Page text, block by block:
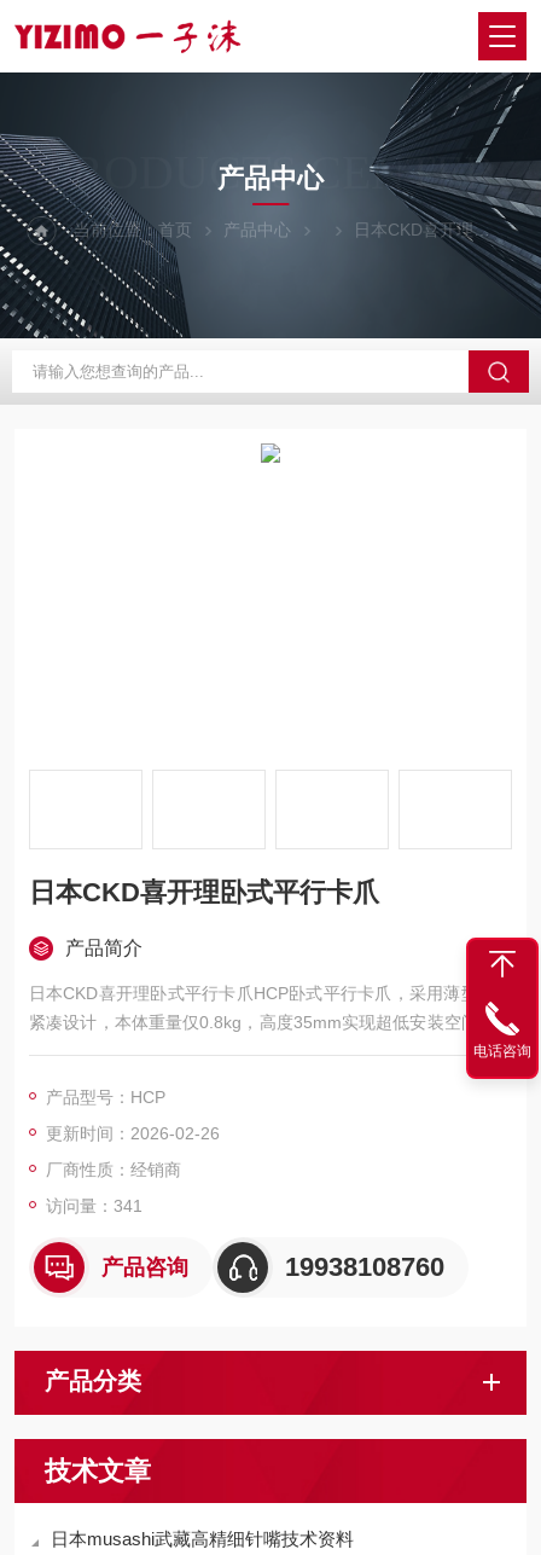
PRODUCTS CENTER
产品中心
当前位置：首页 产品中心 日本CKD喜开理
日本CKD喜开理卧式平行卡爪
产品简介
日本CKD喜开理卧式平行卡爪HCP卧式平行卡爪，采用薄型轻量
紧凑设计，本体重量仅0.8kg，高度35mm实现超低安装空间，支
持双作用驱动方式，最大夹持力达300N，标配φ6快插接口，适
产品型号：HCP
更新时间：2026-02-26
厂商性质：经销商
访问量：341
产品咨询 19938108760
产品分类
技术文章
日本musashi武藏高精细针嘴技术资料
电话咨询